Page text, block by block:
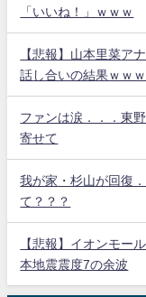
「いいね！」ｗｗｗ
【悲報】山本里菜ア
話し合いの結果ｗｗｗ
ファンは涙．．．東
寄せて
我が家・杉山が回復
て？？？
【悲報】イオンモー
本地震震度7の余波